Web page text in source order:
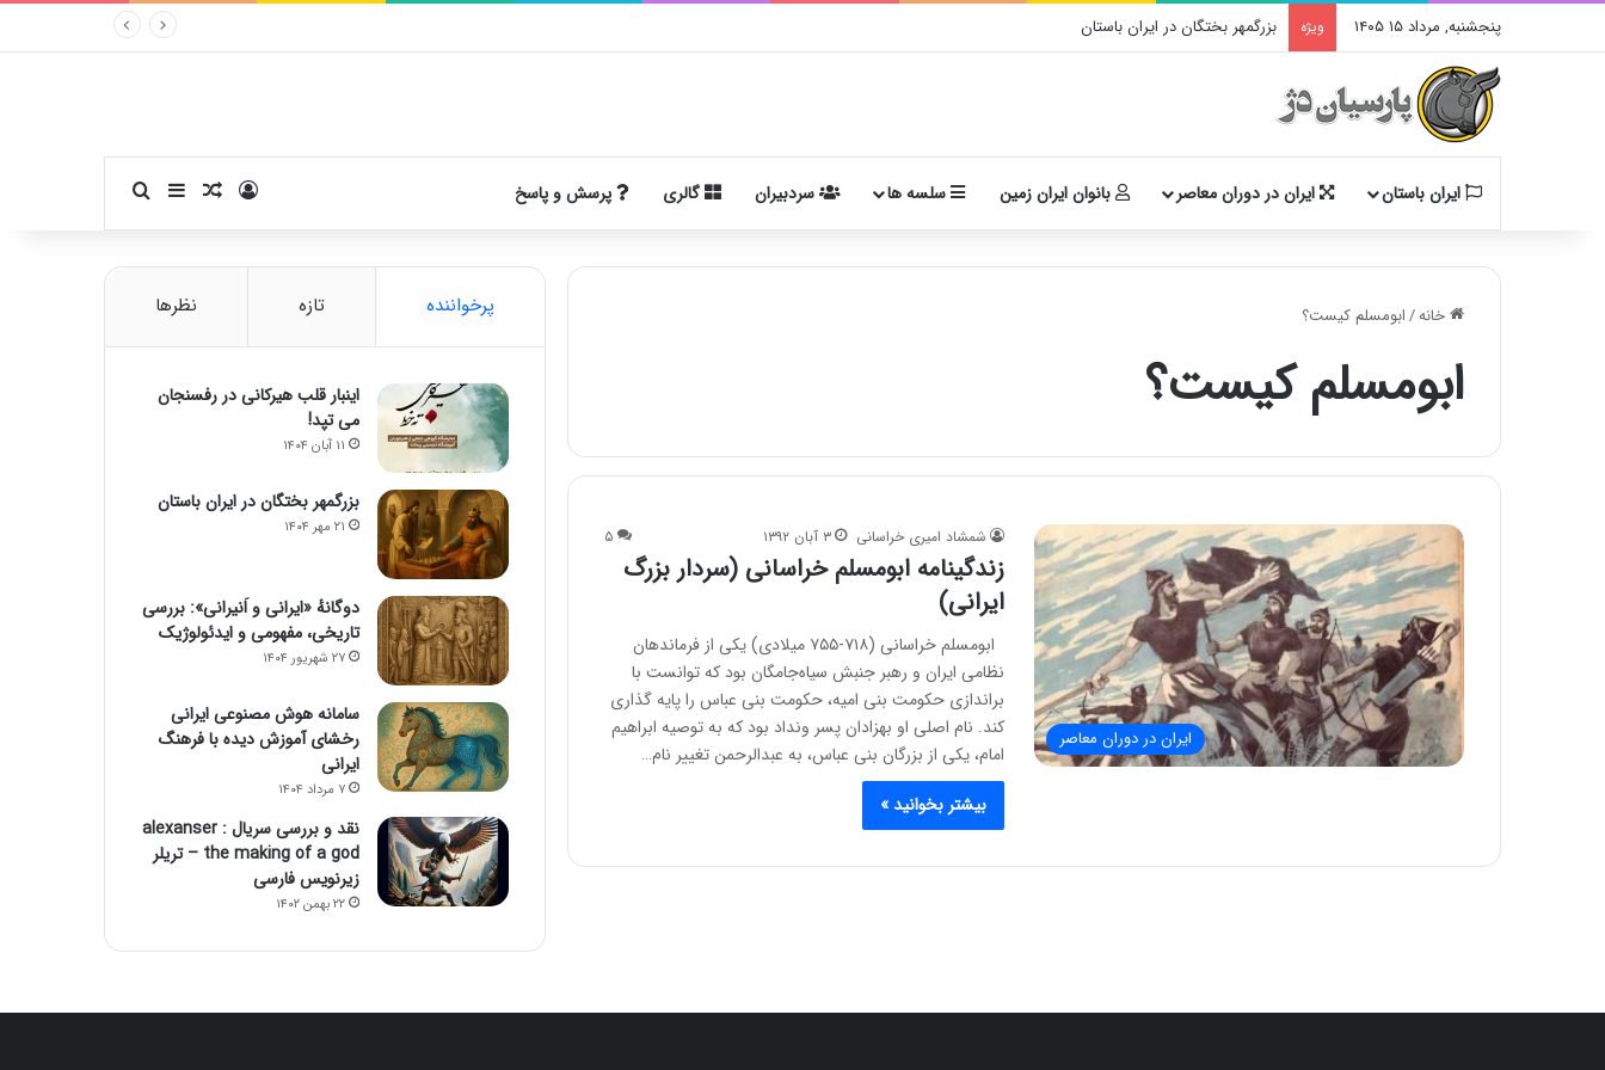
پنجشنبه, مرداد ۱۵ ۱۴۰۵ ویژه بزرگمهر بختگان در ایران باستان
ایران باستان ایران در دوران معاصر بانوان ایران زمین سلسه ها سردبیران گالری پرسش و پاسخ ورودنوشته تصادفی
سایدبارجستجو برای
خانه/ابومسلم کیست؟
ابومسلم کیست؟
ایران در دوران معاصر
شمشاد امیری خراسانی ۳ آبان ۱۳۹۲ ۵
زندگینامه ابومسلم خراسانی (سردار بزرگ
ایرانی)
ابومسلم خراسانی (۷۱۸-۷۵۵ میلادی) یکی از فرماندهان
نظامی ایران و رهبر جنبش سیاه‌جامگان بود که توانست با
براندازی حکومت بنی امیه، حکومت بنی عباس را پایه گذاری
کند. نام اصلی او بهزادان پسر ونداد بود که به توصیه ابراهیم
امام، یکی از بزرگان بنی عباس، به عبدالرحمن تغییر نام…
بیشتر بخوانید »
پرخواننده تازه نظرها
اینبار قلب هیرکانی در رفسنجان
می تپد!
۱۱ آبان ۱۴۰۴
بزرگمهر بختگان در ایران باستان
۲۱ مهر ۱۴۰۴
دوگانهٔ «ایرانی و اَنیرانی»: بررسی
تاریخی، مفهومی و ایدئولوژیک
۲۷ شهریور ۱۴۰۴
سامانه هوش مصنوعی ایرانی
رخشای آموزش دیده با فرهنگ
ایرانی
۷ مرداد ۱۴۰۴
نقد و بررسی سریال alexanser :
the making of a god – تریلر
زیرنویس فارسی
۲۲ بهمن ۱۴۰۲